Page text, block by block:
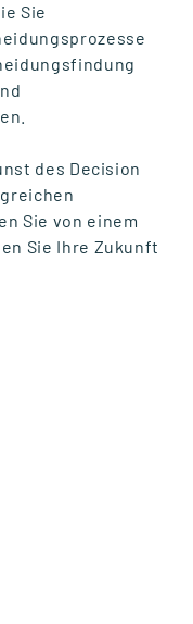
Sie
des Decision
Sie von einem
Sie Ihre Zukunft